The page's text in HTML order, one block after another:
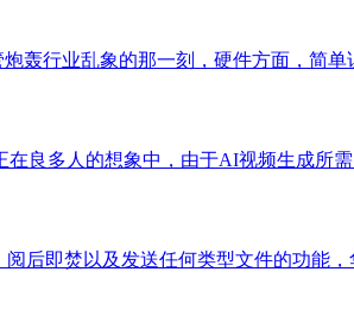
轰行业乱象的那一刻，硬件方面，简单
良多人的想象中，由于AI视频生成所
后即焚以及发送任何类型文件的功能